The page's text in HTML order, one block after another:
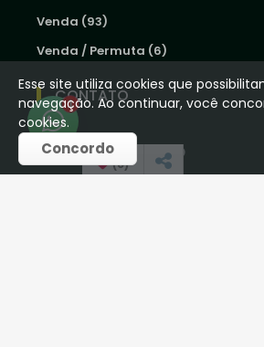
Venda (93)
Venda / Permuta (6)
CONTATO
(16) 98250-5012
1
(0)
Esse site utiliza cookies que
navegação. Ao continuar, você
cookies.
Concordo